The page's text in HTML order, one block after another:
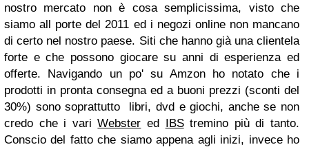
nostro mercato non è cosa semplicissima, visto che
siamo all porte del 2011 ed i negozi online non mancano
di certo nel nostro paese. Siti che hanno già una clientela
forte e che possono giocare su anni di esperienza ed
offerte. Navigando un po' su Amzon ho notato che i
prodotti in pronta consegna ed a buoni prezzi (sconti del
30%) sono soprattutto libri, dvd e giochi, anche se non
credo che i variWebster ed IBStremino più di tanto.
Conscio del fatto che siamo appena agli inizi, invece ho